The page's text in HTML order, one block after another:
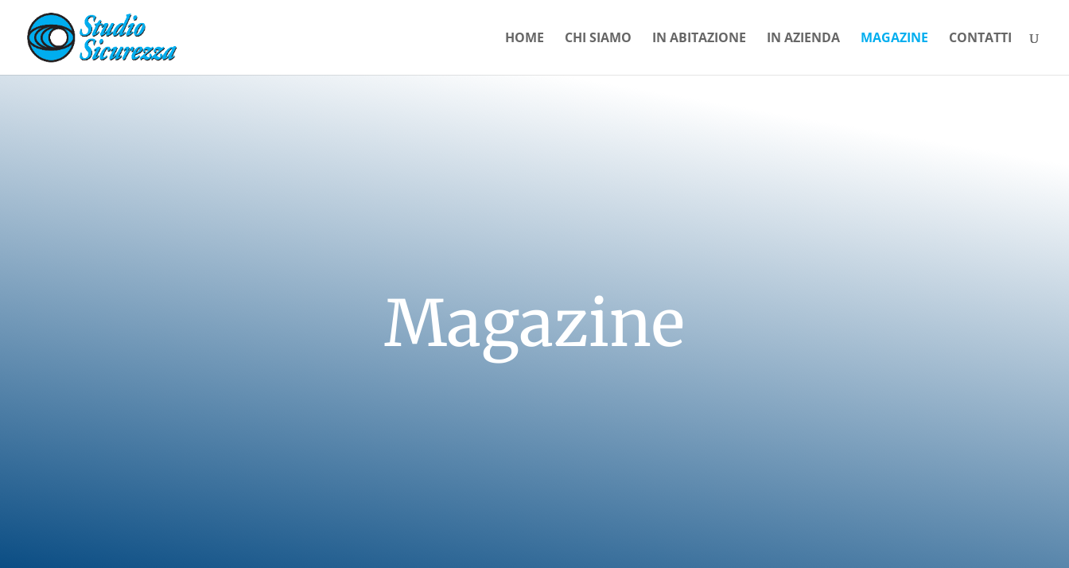
HOME CHI SIAMO IN ABITAZIONE IN AZIENDA MAGAZINE CONTATTI
Magazine